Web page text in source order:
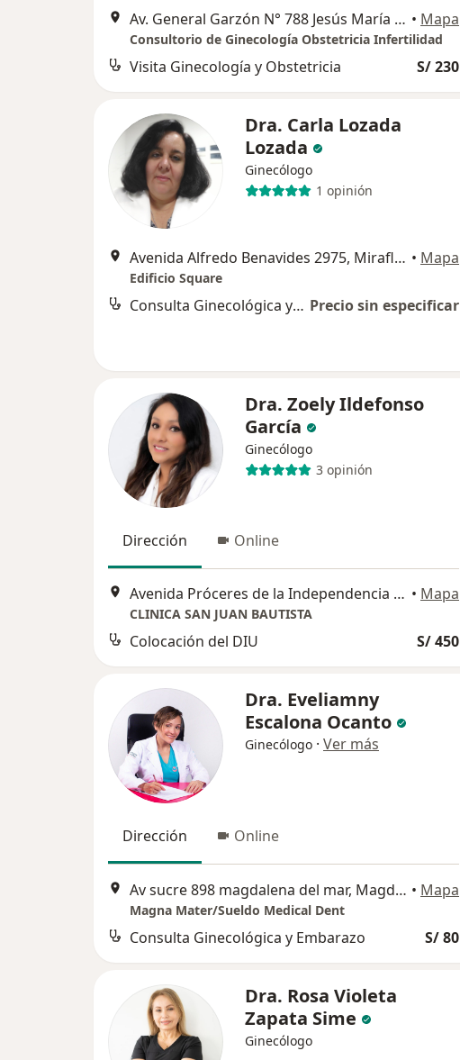
Av. General Garzón N° 788 Jesús María Lima • Mapa
Consultorio de Ginecología Obstetricia Infertilidad
Visita Ginecología y Obstetricia S/ 230
Dra. Carla Lozada
Lozada
Ginecólogo
1 opinión
Avenida Alfredo Benavides 2975, Miraflores • Mapa
Edificio Square
Consulta Ginecológica y Embarazo Precio sin especificar
Dra. Zoely Ildefonso
García
Ginecólogo
3 opinión
Dirección Online
Avenida Próceres de la Independencia 1764, Lima • Mapa
CLINICA SAN JUAN BAUTISTA
Colocación del DIU S/ 450
Dra. Eveliamny
Escalona Ocanto
Ginecólogo · Ver más
Dirección Online
Av sucre 898 magdalena del mar, Magdalena del Mar • Mapa
Magna Mater/Sueldo Medical Dent
Consulta Ginecológica y Embarazo S/ 80
Dra. Rosa Violeta
Zapata Sime
Ginecólogo